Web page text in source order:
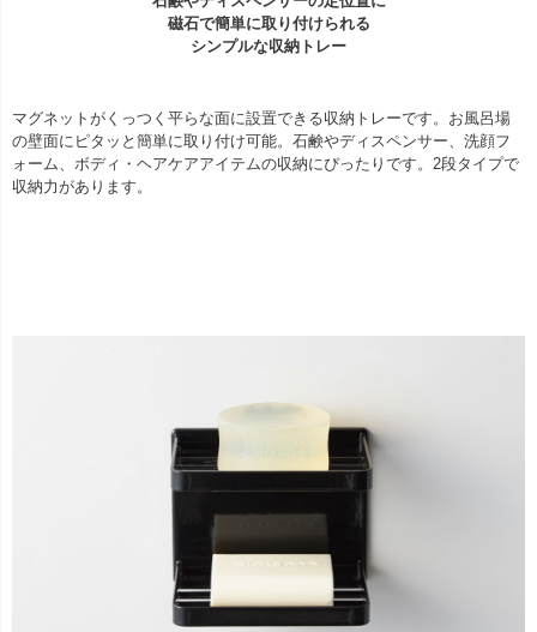
磁石で簡単に取り付けられる
シンプルな収納トレー
マグネットがくっつく平らな面に設置できる収納トレーです。お風呂場
の壁面にピタッと簡単に取り付け可能。石鹸やディスペンサー、洗顔フ
ォーム、ボディ・ヘアケアアイテムの収納にぴったりです。2段タイプで
収納力があります。